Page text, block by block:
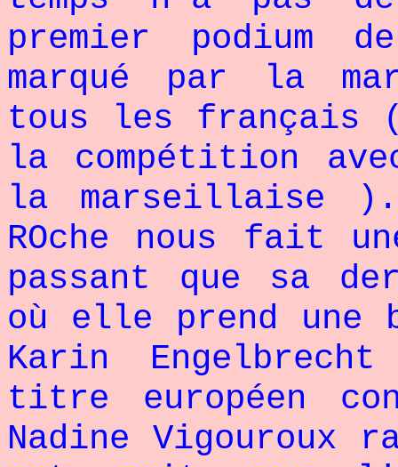
premier podium
marqué par la
tous les français
la compétition
la marseillaise
ROche nous fait
passant que sa
où elle prend une
Karin
titre européen
Nadine